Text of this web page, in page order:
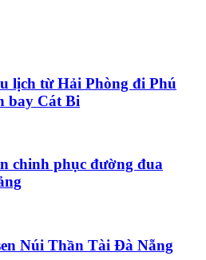
lịch từ Hải Phòng đi Phú
bay Cát Bi
chinh phục đường đua
Núi Thần Tài Đà Nẵng